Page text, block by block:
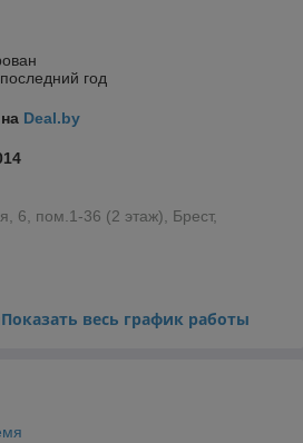
год
Deal.by
6, пом.1-36 (2 этаж), Брест,
Показать весь график работы